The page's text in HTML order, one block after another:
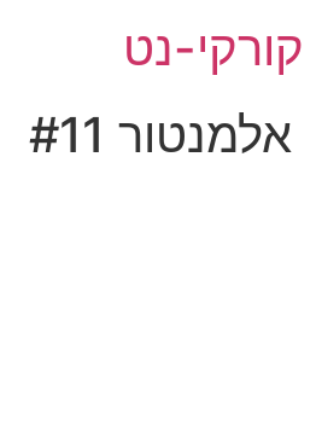
לתוכן
קורקי-נט
אלמנטור #11